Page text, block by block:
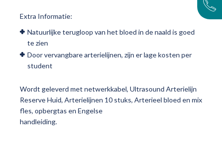
Extra Informatie:
Natuurlijke terugloop van het bloed in de naald is goed
te zien
Door vervangbare arterielijnen, zijn er lage kosten per
student
Wordt geleverd met netwerkkabel, Ultrasound Arterielijn
Reserve Huid, Arterielijnen 10 stuks, Arterieel bloed en mix
fles, opbergtas en Engelse
handleiding.